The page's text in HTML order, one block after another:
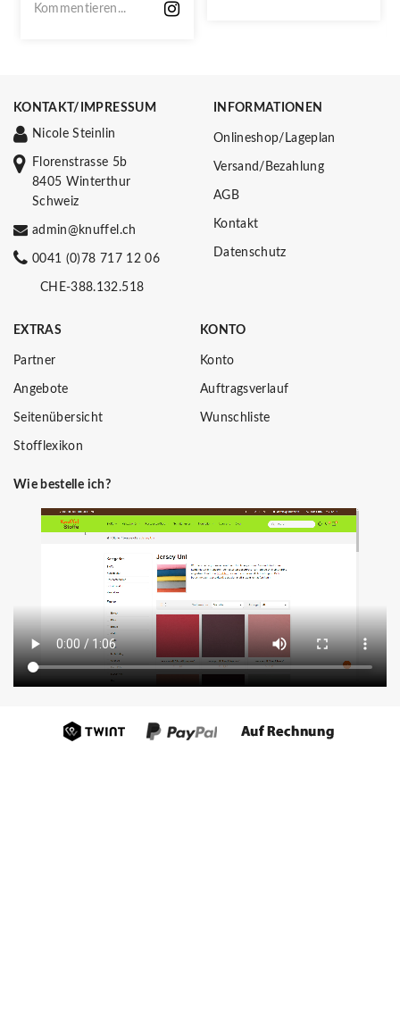
Kommentieren...
KONTAKT/IMPRESSUM
Nicole Steinlin
Florenstrasse 5b
8405 Winterthur
Schweiz
admin@knuffel.ch
0041 (0)78 717 12 06
CHE-388.132.518
INFORMATIONEN
Onlineshop/Lageplan
Versand/Bezahlung
AGB
Kontakt
Datenschutz
EXTRAS
Partner
Angebote
Seitenübersicht
Stofflexikon
KONTO
Konto
Auftragsverlauf
Wunschliste
Wie bestelle ich?